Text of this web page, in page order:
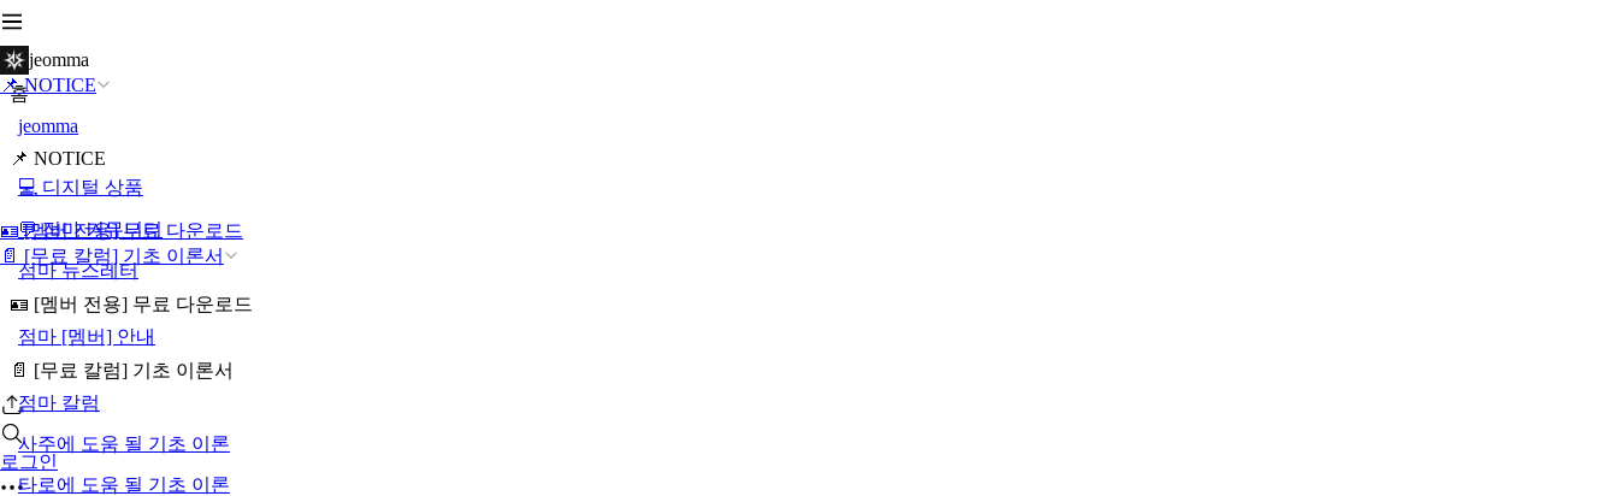
jeomma
📌 NOTICE
🪪 [멤버 전용] 무료 다운로드
📄 [무료 칼럼] 기초 이론서
로그인
홈
jeomma
📌 NOTICE
💻 디지털 상품
💬 점마 커뮤니티
점마 뉴스레터
🪪 [멤버 전용] 무료 다운로드
점마 [멤버] 안내
📄 [무료 칼럼] 기초 이론서
점마 칼럼
사주에 도움 될 기초 이론
타로에 도움 될 기초 이론